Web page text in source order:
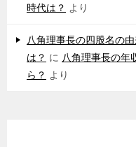
時代は？ より
八角理事長の四股名の
は？ に 八角理事長の年
ら？ より